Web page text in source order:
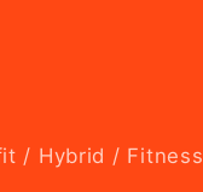
/ Hybrid / Fitness